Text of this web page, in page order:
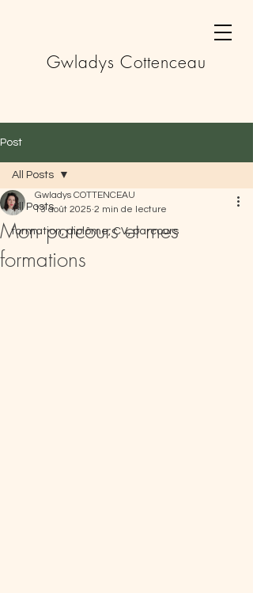
Gwladys Cottenceau
Post
All Posts
formation, diplôme, CV, parcours
All Posts
Mon parcours et mes
formations
Gwladys COTTENCEAU
13 août 2025 2 min de lecture